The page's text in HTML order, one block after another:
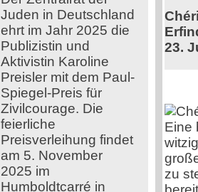
Juden in Deutschland
ehrt im Jahr 2025 die
Publizistin und
Aktivistin Karoline
Preisler mit dem Paul-
Spiegel-Preis für
Zivilcourage. Die
feierliche
Preisverleihung findet
am 5. November
2025 im
Humboldtcarré in
23.
Eine
zu